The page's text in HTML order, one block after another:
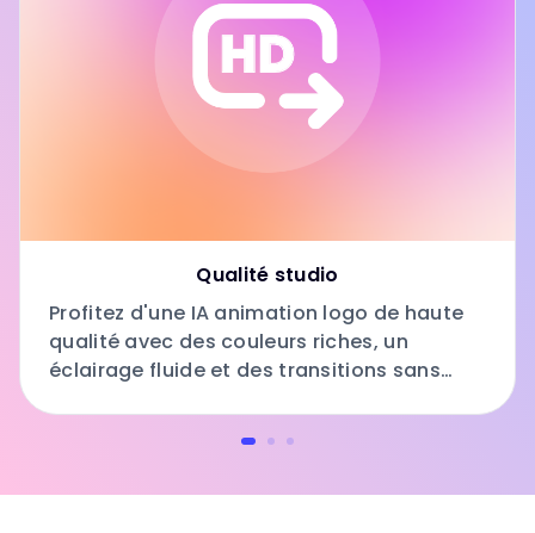
Qualité studio
Profitez d'une IA animation logo de haute
qualité avec des couleurs riches, un
éclairage fluide et des transitions sans